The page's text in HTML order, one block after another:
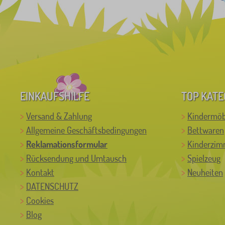
EINKAUFSHILFE
Versand & Zahlung
Allgemeine Geschäftsbedingungen
Reklamationsformular
Rücksendung und Umtausch
Kontakt
DATENSCHUTZ
Cookies
Blog
TOP
Bettwaren
Spielzeug
Neuheiten